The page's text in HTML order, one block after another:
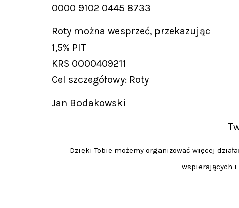
0000 9102 0445 8733
Roty można wesprzeć, przekazując
1,5% PIT
KRS 0000409211
Cel szczegółowy: Roty
Jan Bodakowski
Dzięki Tobie możemy organizować więcej
wspierających i